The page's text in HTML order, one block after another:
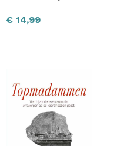
€ 14,99